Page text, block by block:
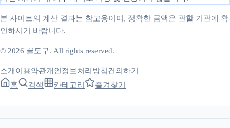
본 사이트의 계산 결과는 참고용이며, 정확한 금액은 관할 기관에 확
인하시기 바랍니다.
© 2026 꿀도구. All rights reserved.
소개 이용약관개인정보처리방침건의하기
홈
검색 카테고리 즐겨찾기